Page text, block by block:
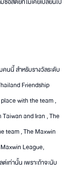
คนนี้ สำหรับรางวัลระดับ
Friendship
with the team ,
and Iran , The
team , The Maxwin
League,
เท่านั้น เพราะถ้าจะนับ